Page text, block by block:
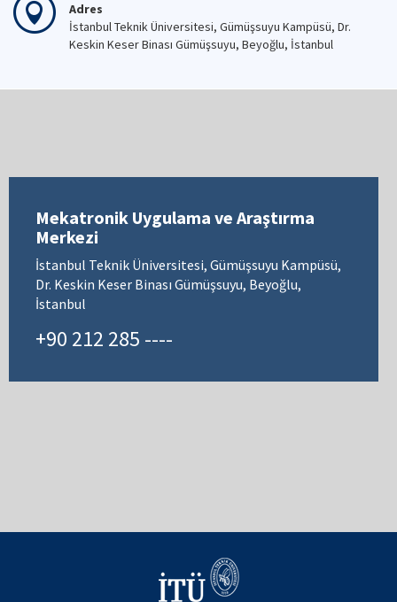
Adres
İstanbul Teknik Üniversitesi, Gümüşsuyu Kampüsü, Dr.
Keskin Keser Binası Gümüşsuyu, Beyoğlu, İstanbul
Mekatronik Uygulama ve Araştırma
Merkezi
İstanbul Teknik Üniversitesi, Gümüşsuyu Kampüsü,
Dr. Keskin Keser Binası Gümüşsuyu, Beyoğlu,
İstanbul
+90 212 285 ----